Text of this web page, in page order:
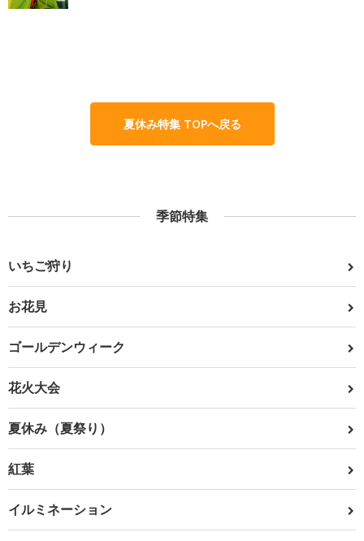
夏休み特集 TOPへ戻る
季節特集
いちご狩り
お花見
ゴールデンウィーク
花火大会
夏休み（夏祭り）
紅葉
イルミネーション